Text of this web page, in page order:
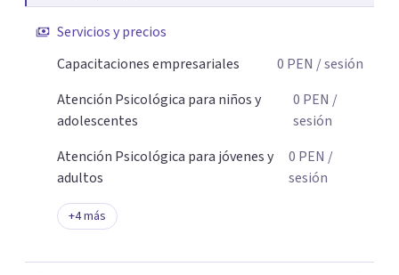
Servicios y precios
Capacitaciones empresariales
0 PEN / sesión
Atención Psicológica para niños y
adolescentes
0 PEN /
sesión
Atención Psicológica para jóvenes y
adultos
0 PEN /
sesión
+4más